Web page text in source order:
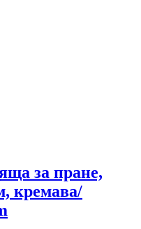
за пране,
кремава/